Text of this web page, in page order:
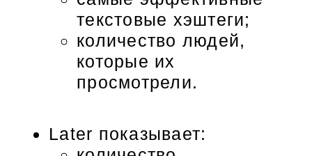
текстовые хэштеги;
количество людей,
которые их
просмотрели.
Later показывает: